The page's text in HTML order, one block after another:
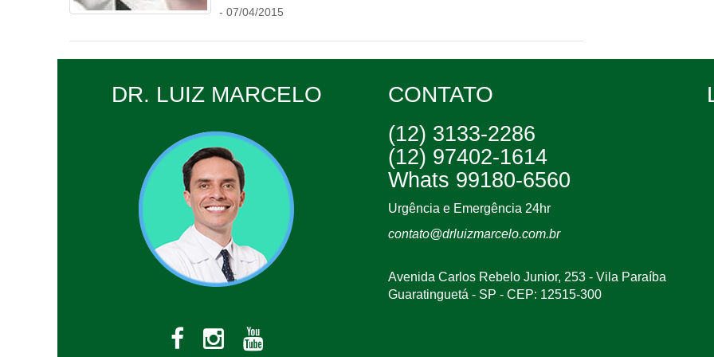
- 07/04/2015
DR. LUIZ MARCELO CONTATO
(12) 3133-2286
(12) 97402-1614
Whats 99180-6560
Urgência e Emergência 24hr
contato@drluizmarcelo.com.br
Avenida Carlos Rebelo Junior, 253 - Vila Paraíba
Guaratinguetá - SP - CEP: 12515-300